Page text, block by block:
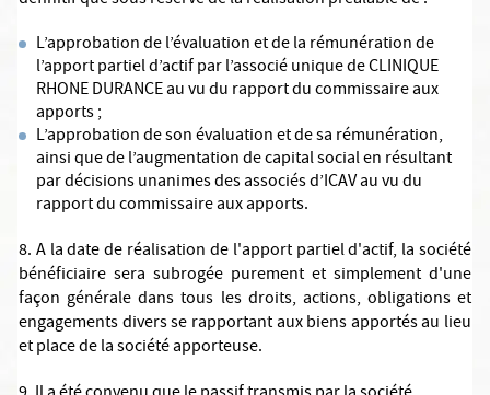
L’approbation de l’évaluation et de la rémunération de
l’apport partiel d’actif par l’associé unique de CLINIQUE
RHONE DURANCE au vu du rapport du commissaire aux
apports ;
L’approbation de son évaluation et de sa rémunération,
ainsi que de l’augmentation de capital social en résultant
par décisions unanimes des associés d’ICAV au vu du
rapport du commissaire aux apports.
8. A la date de réalisation de l'apport partiel d'actif, la société
bénéficiaire sera subrogée purement et simplement d'une
façon générale dans tous les droits, actions, obligations et
engagements divers se rapportant aux biens apportés au lieu
et place de la société apporteuse.